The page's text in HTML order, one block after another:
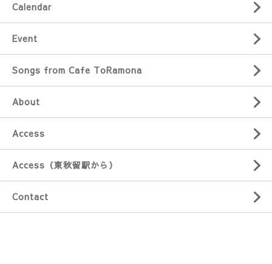
Calendar
Event
Songs from Cafe ToRamona
About
Access
Access（東秋留駅から）
Contact